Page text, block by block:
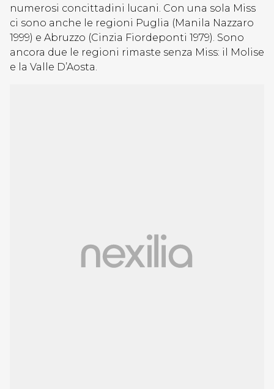
numerosi concittadini lucani. Con una sola Miss
ci sono anche le regioni Puglia (Manila Nazzaro
1999) e Abruzzo (Cinzia Fiordeponti 1979). Sono
ancora due le regioni rimaste senza Miss: il Molise
e la Valle D’Aosta.